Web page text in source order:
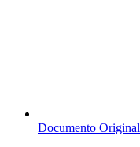
Documento Original